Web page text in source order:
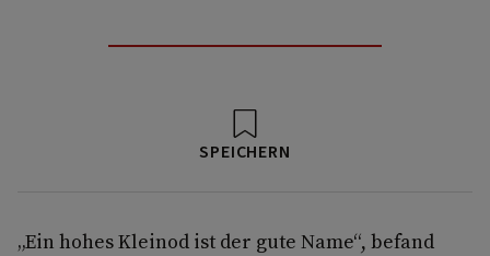
SPEICHERN
„Ein hohes Kleinod ist der gute Name“, befand